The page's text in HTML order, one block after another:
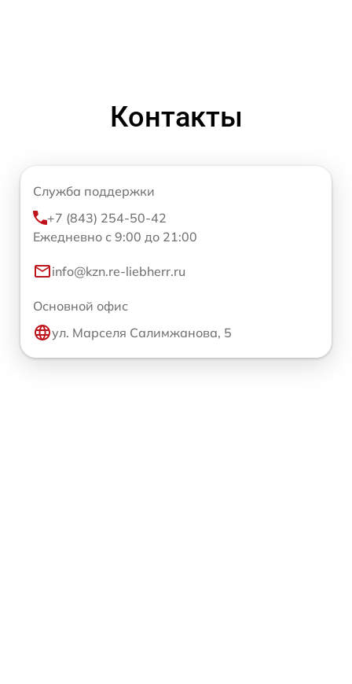
Контакты
Служба поддержки
+7 (843) 254-50-42
Ежедневно с 9:00 до 21:00
info@kzn.re-liebherr.ru
Основной офис
ул. Марселя Салимжанова, 5